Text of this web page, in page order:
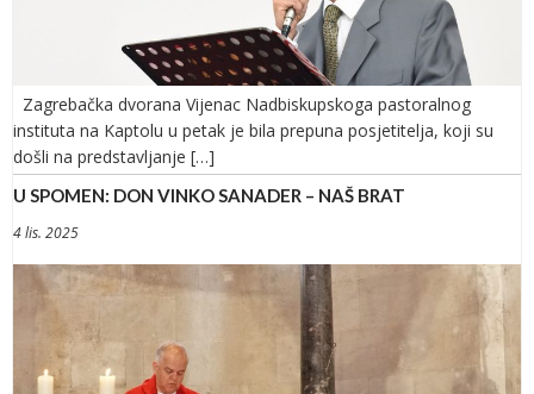
Zagrebačka dvorana Vijenac Nadbiskupskoga pastoralnog
instituta na Kaptolu u petak je bila prepuna posjetitelja, koji su
došli na predstavljanje […]
U SPOMEN: DON VINKO SANADER – NAŠ BRAT
4 lis. 2025